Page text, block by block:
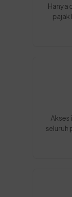
Hanya
pajak
Akses
seluruh